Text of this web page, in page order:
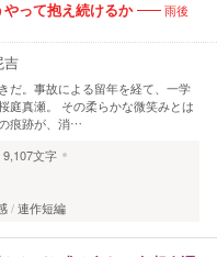
って抱え続けるか
雨後
吉
。 ​事故による留年を経て、一学
庭真瀬。 その柔らかな微笑みとは
痕跡が、消…
9,107文字
連作短編